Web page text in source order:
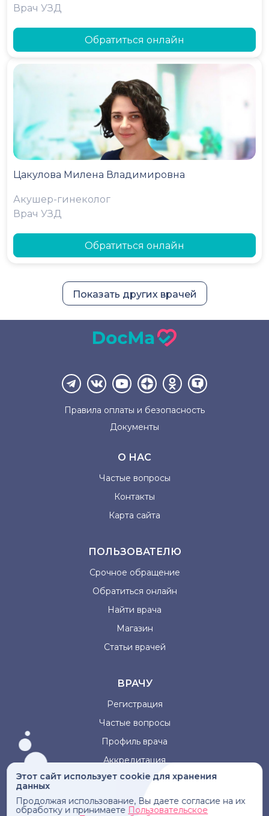
Врач УЗД
Обратиться онлайн
Цакулова Милена Владимировна
Акушер-гинеколог
Врач УЗД
Обратиться онлайн
Показать других врачей
Этот сайт использует cookie для хранения
данных
Продолжая использование, Вы даете согласие на их
обработку и принимаете Пользовательское
Правила оплаты и безопасность
Документы
О НАС
Частые вопросы
Контакты
Карта сайта
ПОЛЬЗОВАТЕЛЮ
Срочное обращение
Обратиться онлайн
Найти врача
Магазин
Статьи врачей
ВРАЧУ
Регистрация
Частые вопросы
Профиль врача
Аккредитация
Информация, представленная на сайте, не может быть
использована для постановки диагноза, назначения